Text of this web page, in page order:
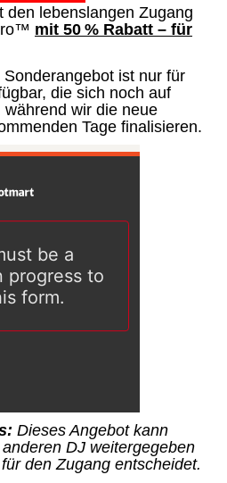
den lebenslangen Zugang
mit 50 % Rabatt – für
ist nur für
die sich noch auf
wir die neue
Tage finalisieren.
Dieses Angebot kann
DJ weitergegeben
den Zugang entscheidet.